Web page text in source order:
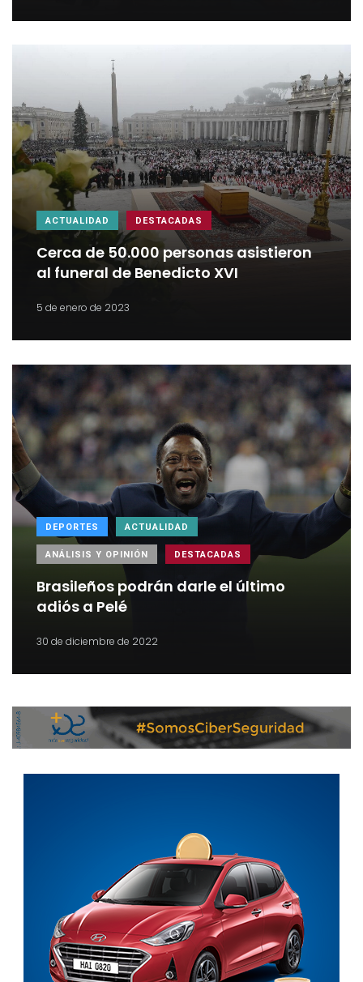
ACTUALIDAD DESTACADAS
Cerca de 50.000 personas asistieron
al funeral de Benedicto XVI
5 de enero de 2023
DEPORTES ACTUALIDAD
ANÁLISIS Y OPINIÓN DESTACADAS
Brasileños podrán darle el último
adiós a Pelé
30 de diciembre de 2022